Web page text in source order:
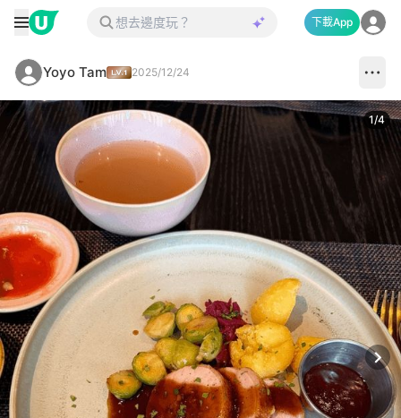
下載App
Yoyo Tam 2025/12/24
1/4